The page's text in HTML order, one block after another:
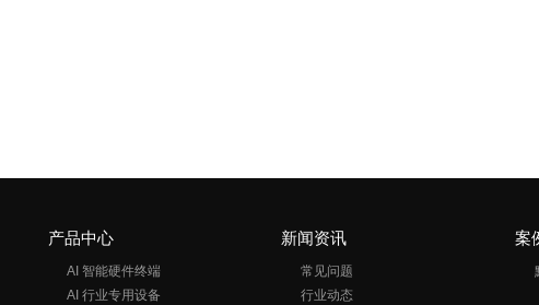
产品中心
AI 智能硬件终端
AI 行业专用设备
新闻资讯
常见问题
行业动态
案